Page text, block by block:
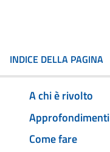
INDICE DELLA PAGINA
A chi è rivolto
Approfondimenti
Come fare